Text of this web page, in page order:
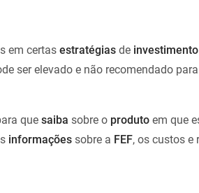
em certas estratégias de investimento
ser elevado e não recomendado para
que saiba sobre o produto em que
informações sobre a FEF, os custos e